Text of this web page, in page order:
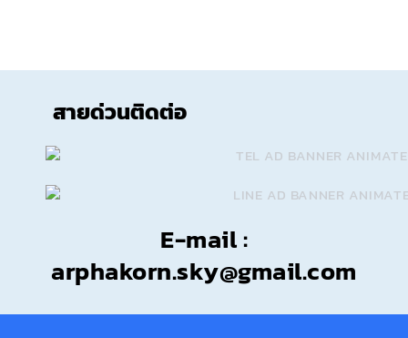
สายด่วนติดต่อ
E-mail :
arphakorn.sky@gmail.com